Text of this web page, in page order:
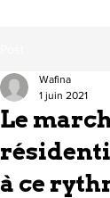
Le
à ce
Wafina
1 juin 2021